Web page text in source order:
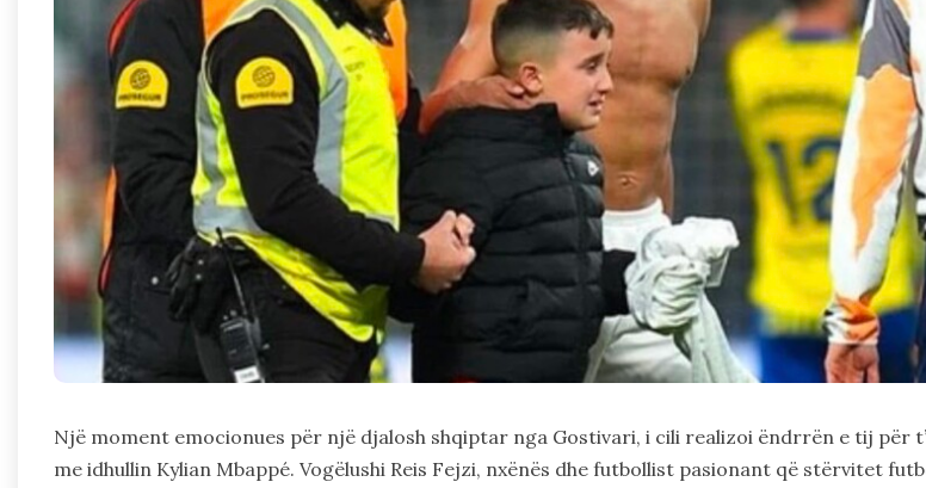
Një moment emocionues për një djalosh shqiptar nga Gostivari, i cili realizoi ëndrrën e tij për
me idhullin Kylian Mbappé. Vogëlushi Reis Fejzi, nxënës dhe futbollist pasionant që stërvitet